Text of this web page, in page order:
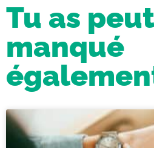
Tu as
manqué